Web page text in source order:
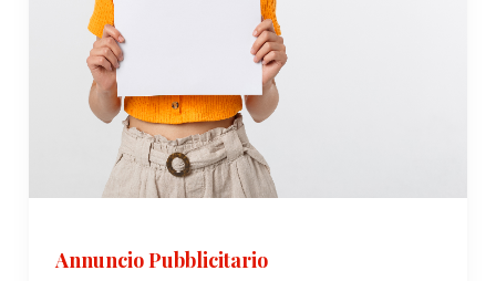
Annuncio Pubblicitario